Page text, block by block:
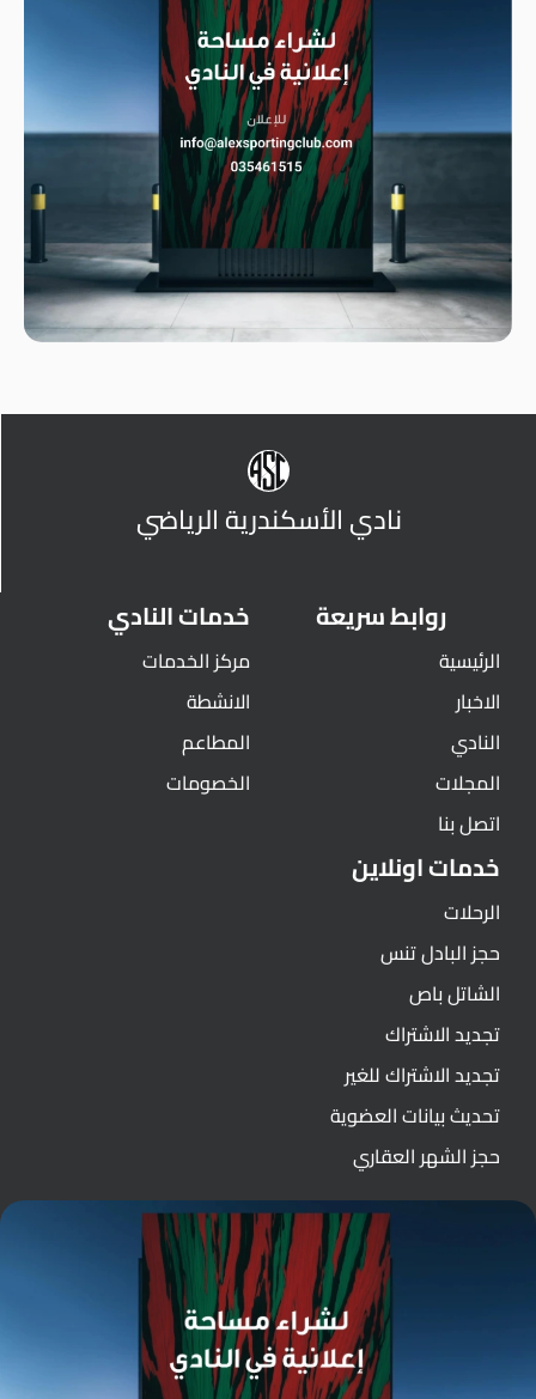
نادي الأسكندرية الرياضي
روابط سريعة
الرئيسية
الاخبار
النادي
المجلات
اتصل بنا
خدمات النادي
مركز الخدمات
الانشطة
المطاعم
الخصومات
خدمات اونلاين
الرحلات
حجز البادل تنس
الشاتل باص
تجديد الاشتراك
تجديد الاشتراك للغير
تحديث بيانات العضوية
حجز الشهر العقاري